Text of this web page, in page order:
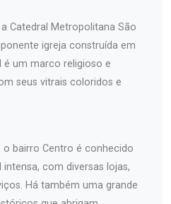
Catedral Metropolitana São
igreja construída em
um marco religioso e
seus vitrais coloridos e
bairro Centro é conhecido
com diversas lojas,
Há também uma grande